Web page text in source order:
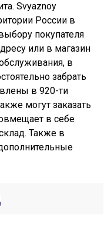
Svyaznoy
России в
покупателя
или в магазин
в
забрать
в 920-ти
могут заказать
в себе
Также в